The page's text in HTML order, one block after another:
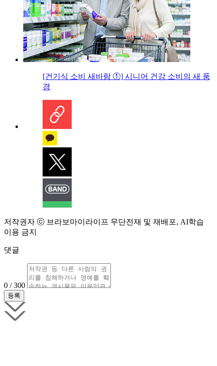
[건기식 소비 새바람 ①] 시니어 건강 소비의 새 풍
경
저작권자 ⓒ 브라보마이라이프 무단전재 및 재배포, AI학습
이용 금지
댓글
0 / 300